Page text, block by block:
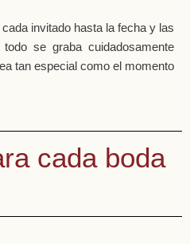
invitado hasta la fecha y las
se graba cuidadosamente
tan especial como el momento
cada boda